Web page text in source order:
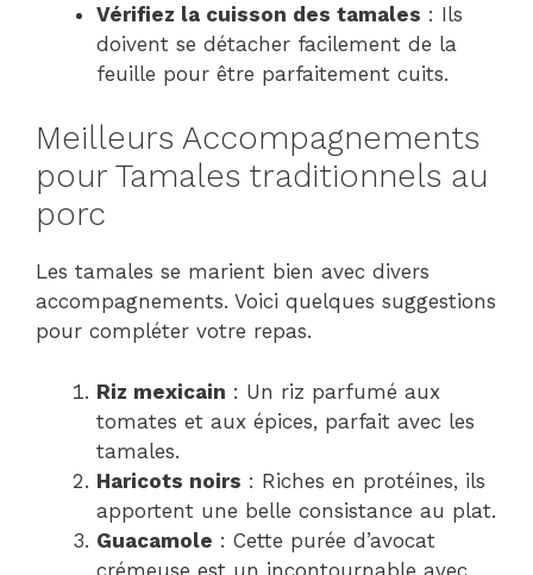
Vérifiez la cuisson des tamales : Ils
doivent se détacher facilement de la
feuille pour être parfaitement cuits.
Meilleurs Accompagnements
pour Tamales traditionnels au
porc
Les tamales se marient bien avec divers
accompagnements. Voici quelques suggestions
pour compléter votre repas.
Riz mexicain : Un riz parfumé aux
tomates et aux épices, parfait avec les
tamales.
Haricots noirs : Riches en protéines, ils
apportent une belle consistance au plat.
Guacamole : Cette purée d’avocat
crémeuse est un incontournable avec